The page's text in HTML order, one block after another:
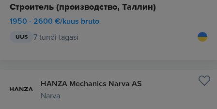
Строитель (производство, Таллин)
1950 - 2600 €/kuus bruto
UUS 7 tundi tagasi
HANZA Mechanics Narva AS
Narva